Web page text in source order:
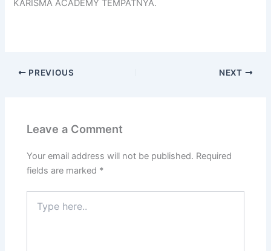
KARISMA ACADEMY TEMPATNYA.
PREVIOUS NEXT
Leave a Comment
Your email address will not be published. Required
fields are marked *
here..